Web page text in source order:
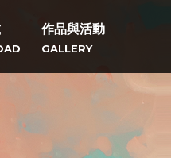
作品與活動
GALLERY